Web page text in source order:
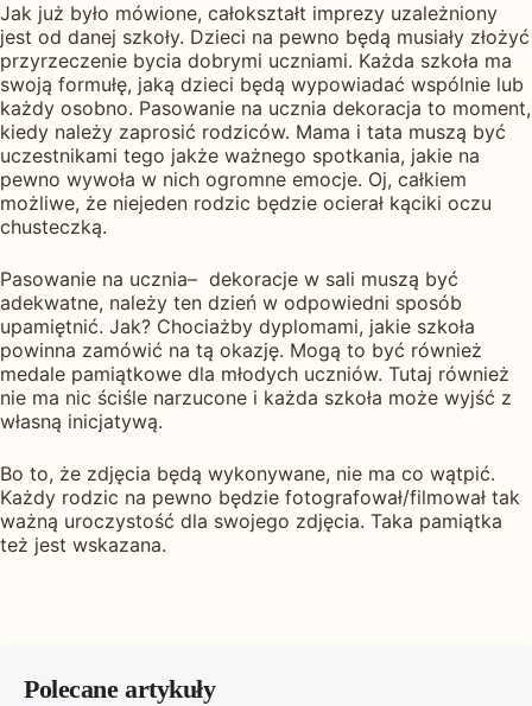
Jak już było mówione, całokształt imprezy uzależniony
jest od danej szkoły. Dzieci na pewno będą musiały złożyć
przyrzeczenie bycia dobrymi uczniami. Każda szkoła ma
swoją formułę, jaką dzieci będą wypowiadać wspólnie lub
każdy osobno. Pasowanie na ucznia dekoracja to moment,
kiedy należy zaprosić rodziców. Mama i tata muszą być
uczestnikami tego jakże ważnego spotkania, jakie na
pewno wywoła w nich ogromne emocje. Oj, całkiem
możliwe, że niejeden rodzic będzie ocierał kąciki oczu
chusteczką.
Pasowanie na ucznia– dekoracje w sali muszą być
adekwatne, należy ten dzień w odpowiedni sposób
upamiętnić. Jak? Chociażby dyplomami, jakie szkoła
powinna zamówić na tą okazję. Mogą to być również
medale pamiątkowe dla młodych uczniów. Tutaj również
nie ma nic ściśle narzucone i każda szkoła może wyjść z
własną inicjatywą.
Bo to, że zdjęcia będą wykonywane, nie ma co wątpić.
Każdy rodzic na pewno będzie fotografował/filmował tak
ważną uroczystość dla swojego zdjęcia. Taka pamiątka
też jest wskazana.
Polecane artykuły